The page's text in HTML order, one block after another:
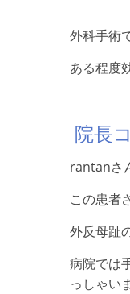
外科手術
ある程度
院長
rantanさ
この患者
外反母趾
病院では
っしゃい